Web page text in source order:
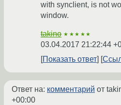
with synclient, is not
window.
takino ★★★★★
03.04.2017 21:22:44
Показать ответ
Ответ на: комментарий от
+00:00